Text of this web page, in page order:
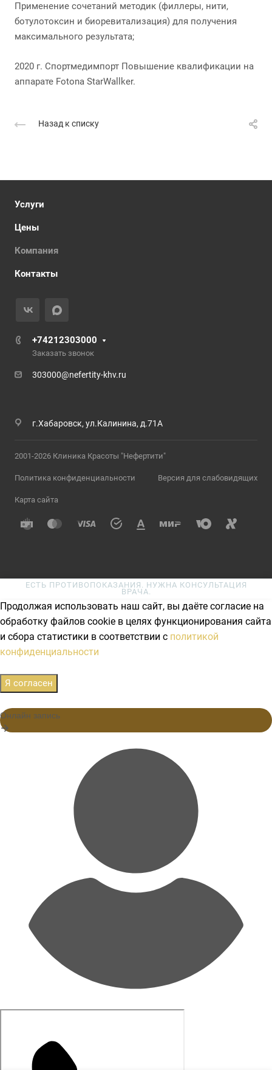
Применение сочетаний методик (филлеры, нити,
ботулотоксин и биоревитализация) для получения
максимального результата;
2020 г. Спортмедимпорт Повышение квалификации на
аппарате Fotona StarWallker.
Назад к списку
Услуги
Цены
Компания
Контакты
+74212303000
Заказать звонок
303000@nefertity-khv.ru
г.Хабаровск, ул.Калинина, д.71А
2001-2026 Клиника Красоты "Нефертити"
Политика конфиденциальности Версия для слабовидящих
Карта сайта
ЕСТЬ ПРОТИВОПОКАЗАНИЯ. НУЖНА КОНСУЛЬТАЦИЯ
ВРАЧА.
Продолжая использовать наш сайт, вы даёте согласие на
обработку файлов cookie в целях функционирования сайта
и сбора статистики в соответствии с политикой
конфиденциальности
Я согласен